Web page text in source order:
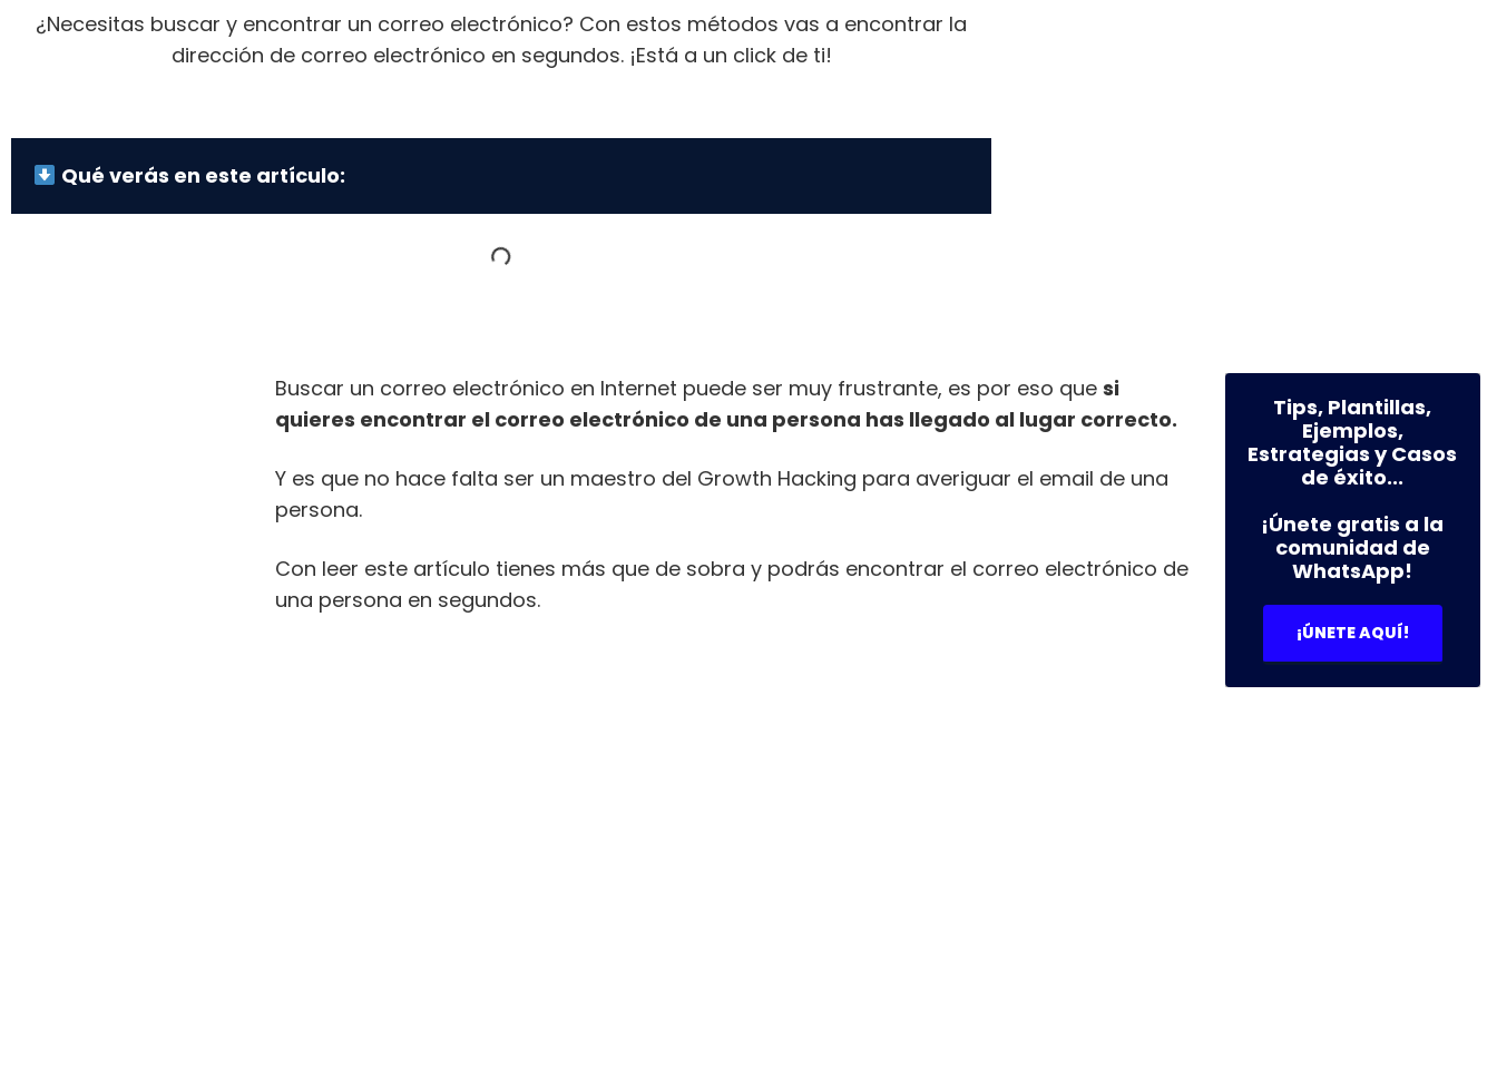
¿Necesitas buscar y encontrar un correo electrónico? Con estos métodos vas a encontrar la
dirección de correo electrónico en segundos. ¡Está a un click de ti!
Qué verás en este artículo:
Buscar un correo electrónico en Internet puede ser muy frustrante, es por eso quesi
quieres encontrar el correo electrónico de una persona has llegado al lugar correcto.
Y es que no hace falta ser un maestro del Growth Hacking para averiguar el email de una
persona.
Con leer este artículo tienes más que de sobra y podrás encontrar el correo electrónico de
una persona en segundos.
Tips, Plantillas,
Ejemplos,
Estrategias y Casos
de éxito...
¡Únete gratis a la
comunidad de
WhatsApp!
¡ÚNETE AQUÍ!